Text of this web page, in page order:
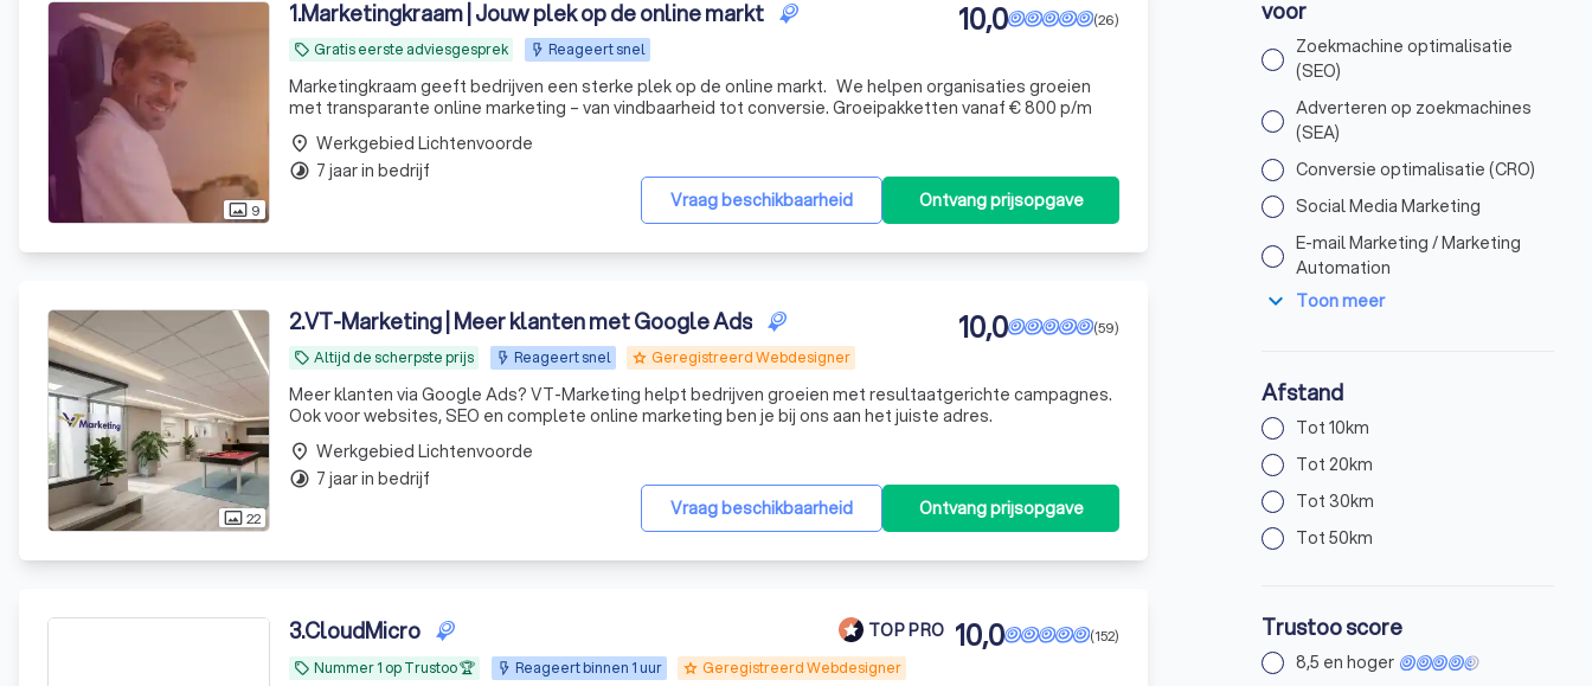
photo_size_select_actual 9
1.Marketingkraam | Jouw plek op de online markt
local_offer Gratis eerste adviesgesprek Reageert snel
(26)
10,0
Marketingkraam geeft bedrijven een sterke plek op de online markt. We helpen organisaties groeien
met transparante online marketing – van vindbaarheid tot conversie. Groeipakketten vanaf € 800 p/m
Vraag beschikbaarheid Ontvang prijsopgave
place Werkgebied Lichtenvoorde
timelapse 7 jaar in bedrijf
photo_size_select_actual22
2.VT-Marketing | Meer klanten met Google Ads
local_offer Altijd de scherpste prijs Reageert snel grade Geregistreerd Webdesigner
(59)
10,0
Meer klanten via Google Ads? VT-Marketing helpt bedrijven groeien met resultaatgerichte campagnes.
Ook voor websites, SEO en complete online marketing ben je bij ons aan het juiste adres.
Vraag beschikbaarheid Ontvang prijsopgave
place Werkgebied Lichtenvoorde
timelapse 7 jaar in bedrijf
3.CloudMicro TOP PRO
local_offer Nummer 1 op Trustoo 🏆 Reageert binnen 1 uur grade Geregistreerd Webdesigner
(152)
10,0
voor
Zoekmachine optimalisatie
(SEO)
Adverteren op zoekmachines
(SEA)
Conversie optimalisatie (CRO)
Social Media Marketing
E-mail Marketing / Marketing
Automation
expand_more Toon meer
Afstand
Tot 10km
Tot 20km
Tot 30km
Tot 50km
Trustoo score
8,5 en hoger